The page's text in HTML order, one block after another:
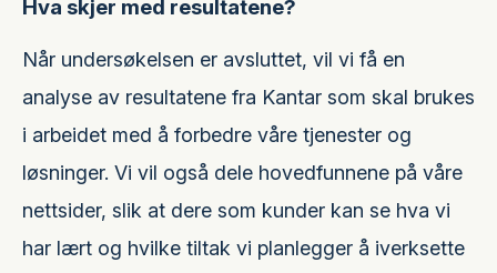
Hva skjer med resultatene?
Når undersøkelsen er avsluttet, vil vi få en
analyse av resultatene fra Kantar som skal brukes
i arbeidet med å forbedre våre tjenester og
løsninger. Vi vil også dele hovedfunnene på våre
nettsider, slik at dere som kunder kan se hva vi
har lært og hvilke tiltak vi planlegger å iverksette